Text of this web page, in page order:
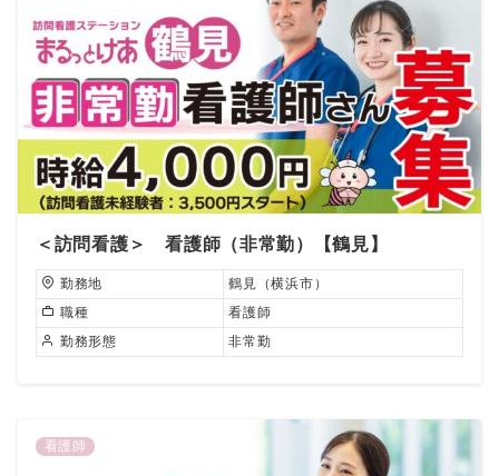
＜訪問看護＞ 看護師（非常勤）【鶴見】
勤務地
鶴見（横浜市）
職種
看護師
勤務形態
非常勤
看護師